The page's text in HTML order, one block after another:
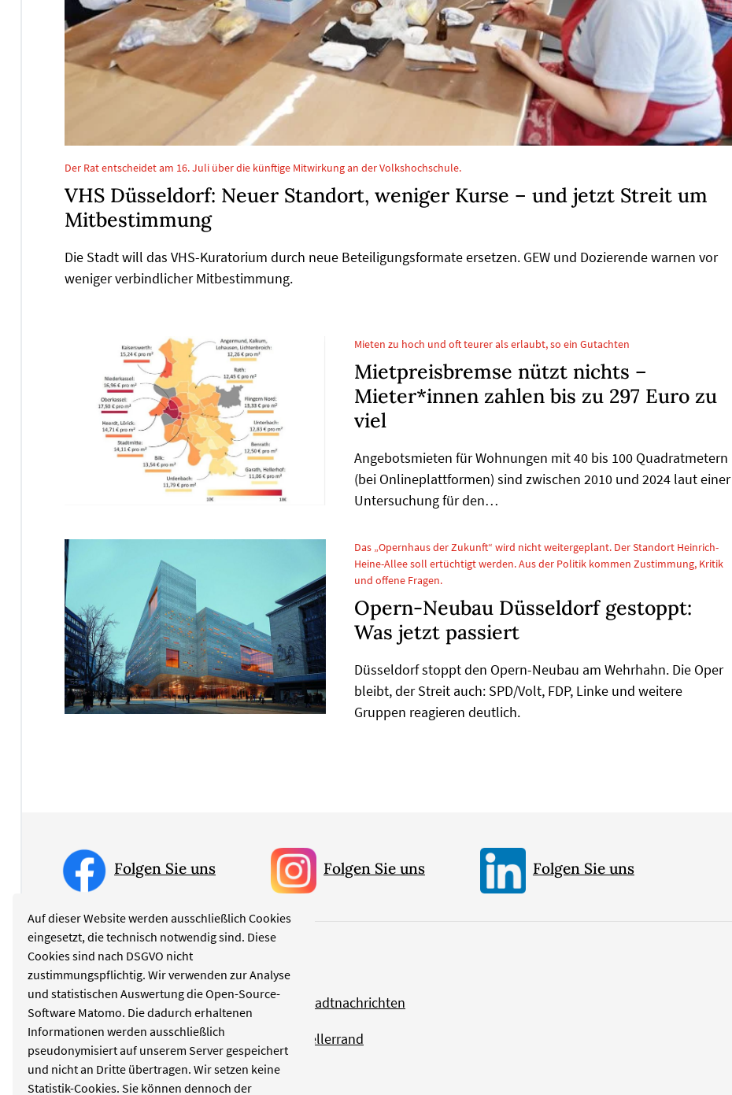
Auf dieser Website werden ausschließlich Cookies
eingesetzt, die technisch notwendig sind. Diese
Cookies sind nach DSGVO nicht
zustimmungspflichtig. Wir verwenden zur Analyse
und statistischen Auswertung die Open-Source-
Software Matomo. Die dadurch erhaltenen
Informationen werden ausschließlich
pseudonymisiert auf unserem Server gespeichert
und nicht an Dritte übertragen. Wir setzen keine
Statistik-Cookies. Sie können dennoch der
Der Rat entscheidet am 16. Juli über die künftige Mitwirkung an der Volkshochschule.
VHS Düsseldorf: Neuer Standort, weniger Kurse – und jetzt Streit um
Mitbestimmung
Die Stadt will das VHS-Kuratorium durch neue Beteiligungsformate ersetzen. GEW und Dozierende warnen vor
weniger verbindlicher Mitbestimmung.
Mieten zu hoch und oft teurer als erlaubt, so ein Gutachten
Mietpreisbremse nützt nichts –
Mieter*innen zahlen bis zu 297 Euro zu
viel
Angebotsmieten für Wohnungen mit 40 bis 100 Quadratmetern
(bei Onlineplattformen) sind zwischen 2010 und 2024 laut einer
Untersuchung für den…
Das „Opernhaus der Zukunft“ wird nicht weitergeplant. Der Standort Heinrich-
Heine-Allee soll ertüchtigt werden. Aus der Politik kommen Zustimmung, Kritik
und offene Fragen.
Opern-Neubau Düsseldorf gestoppt:
Was jetzt passiert
Düsseldorf stoppt den Opern-Neubau am Wehrhahn. Die Oper
bleibt, der Streit auch: SPD/Volt, FDP, Linke und weitere
Gruppen reagieren deutlich.
Folgen Sie uns Folgen Sie uns Folgen Sie uns
Rubriken
Politik
Kultur
Wirtschaft
Stadtnachrichten
Tellerrand